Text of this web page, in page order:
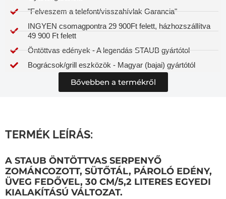
"Felveszem a telefont/visszahívlak Garancia"
INGYEN csomagpontra 29 900Ft felett, házhozszállítva
49 900 Ft felett
Öntöttvas edények - A legendás STAUB gyártótol
Bográcsok/grill eszközök - Magyar (bajai) gyártótól
Bővebben a termékről
TERMÉK LEÍRÁS:
A STAUB ÖNTÖTTVAS SERPENYŐ
ZOMÁNCOZOTT, SÜTŐTÁL, PÁROLÓ EDÉNY,
ÜVEG FEDŐVEL, 30 CM/5,2 LITERES EGYEDI
KIALAKÍTÁSÚ VÁLTOZAT.